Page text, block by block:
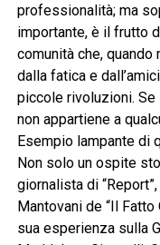
professionalità; ma
importante, è il frutto
comunità che,
dalla fatica e
piccole rivoluzioni.
non appartiene a
Esempio lampante di
Non solo un ospite
giornalista di
Mantovani de “Il
sua esperienza sulla